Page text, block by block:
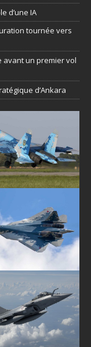
d’une IA
tournée vers
avant un premier vol
d’Ankara